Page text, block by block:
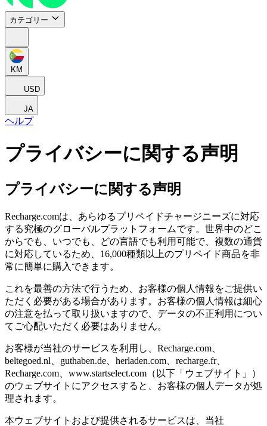
カテゴリー
KM
USD
JA
ヘルプ
プライバシーに関する声明
プライバシーに関する声明
Recharge.comは、あらゆるプリペイドチャージニーズに対応
する究極のグローバルプラットフォームです。世界中のどこ
からでも、いつでも、どの言語でも利用可能で、複数の通貨
に対応しているため、16,000種類以上のプリペイド商品を非
常に簡単に購入できます。
これを最善の方法で行うため、お客様の個人情報をご提供い
ただく必要がある場合があります。お客様の個人情報は細心
の注意を払って取り扱いますので、データの不正利用につい
てご心配いただく必要はありません。
お客様が当社のサービスを利用し、Recharge.com、
beltegoed.nl、guthaben.de、herladen.com、recharge.fr、
Recharge.com、www.startselect.com（以下「ウェブサイト」）
のウェブサイトにアクセスすると、お客様の個人データが処
理されます。
本ウェブサイトおよび提供されるサービスは、当社